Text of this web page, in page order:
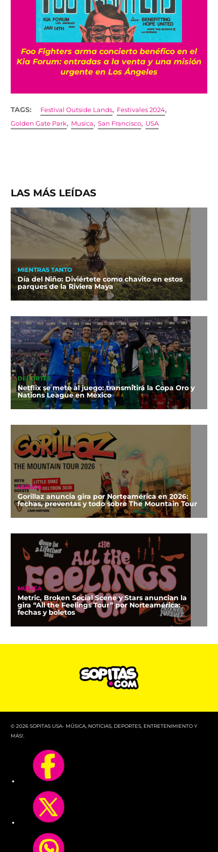
Foo Fighters arma concierto benéfico en el
Kia Forum: entradas a la venta y una misión
urgente en Los Ángeles
TAGS: Festival Outside Lands, Festivales 2024,
Golden Gate Park, Musica,San Francisco, USA
LAS MÁS LEÍDAS
MIENTRAS TANTO
Día del Niño: Diviértete como chavito en estos
parques de la Riviera Maya
DEPORTES
Netflix se mete al juego: transmitirá la Copa Oro y
Nations League en México
MÚSICA
Gorillaz anuncia gira por Norteamérica en 2026:
fechas, preventas y todo sobre The Mountain Tour
MÚSICA
Metric, Broken Social Scene y Stars anuncian la
gira “All the Feelings Tour” por Norteamérica:
fechas y boletos
© 2026 SOPITAS USA- MÚSICA, NOTICIAS, DEPORTES, ENTRETENIMIENTO Y
MÁS!.